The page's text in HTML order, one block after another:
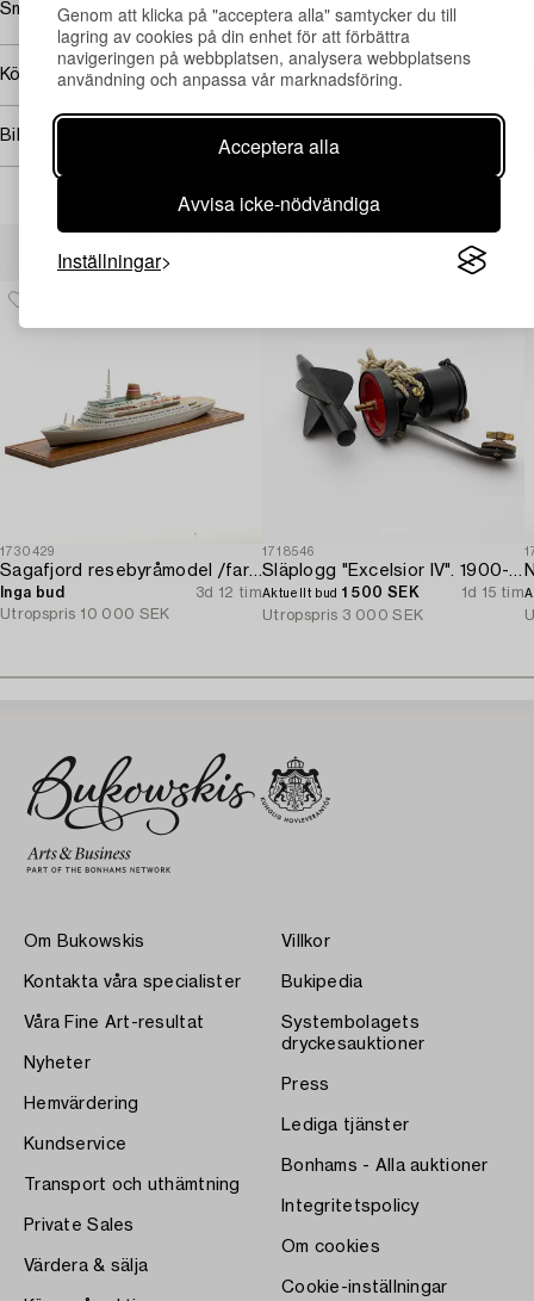
Genom att klicka på "acceptera alla" samtycker du till
lagring av cookies på din enhet för att förbättra
navigeringen på webbplatsen, analysera webbplatsens
användning och anpassa vår marknadsföring.
Acceptera alla
Avvisa icke-nödvändiga
Inställningar
Smärre kantskador.
Köpinformation
Bildrättigheter
Andra har även tittat på
1730429
Sagafjord resebyråmodel /fartygsmodel.
Inga bud
3d 12 tim
Utropspris 10 000 SEK
1718546
Släplogg "Excelsior IV". 1900-talets mitt.
Aktuellt bud 1 500 SEK
1d 15 tim
Utropspris 3 000 SEK
Om Bukowskis
Kontakta våra specialister
Våra Fine Art-resultat
Nyheter
Hemvärdering
Kundservice
Transport och uthämtning
Private Sales
Värdera & sälja
Villkor
Bukipedia
Systembolagets
dryckesauktioner
Press
Lediga tjänster
Bonhams - Alla auktioner
Integritetspolicy
Om cookies
Cookie-inställningar